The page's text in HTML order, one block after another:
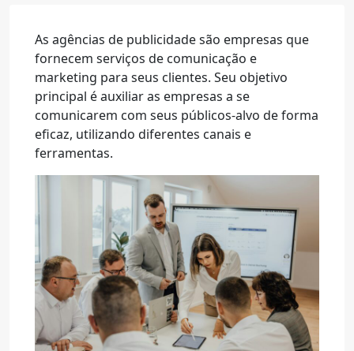
As agências de publicidade são empresas que
fornecem serviços de comunicação e
marketing para seus clientes. Seu objetivo
principal é auxiliar as empresas a se
comunicarem com seus públicos-alvo de forma
eficaz, utilizando diferentes canais e
ferramentas.